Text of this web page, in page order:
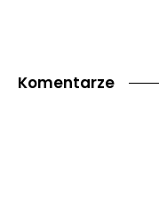
Komentarze